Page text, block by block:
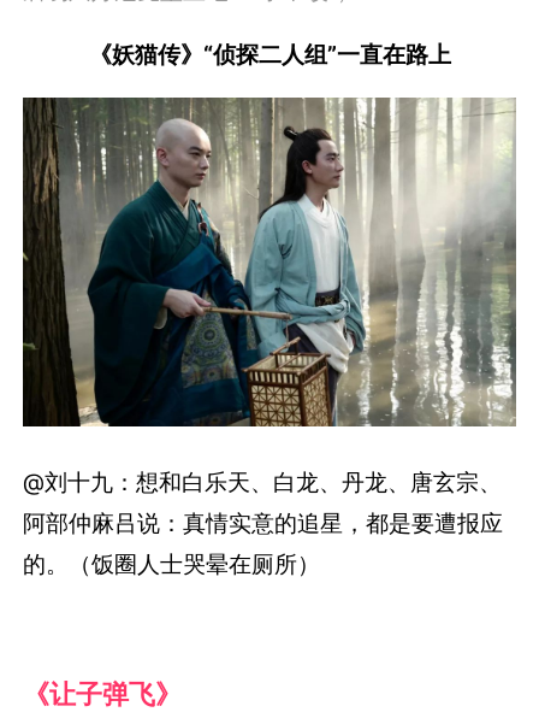
《妖猫传》“侦探二人组”一直在路上
@刘十九：想和白乐天、白龙、丹龙、唐玄宗、
阿部仲麻吕说：真情实意的追星，都是要遭报应
的。（饭圈人士哭晕在厕所）
《让子弹飞》